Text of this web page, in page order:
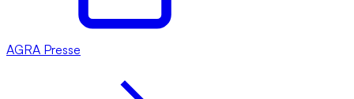
AGRA Presse